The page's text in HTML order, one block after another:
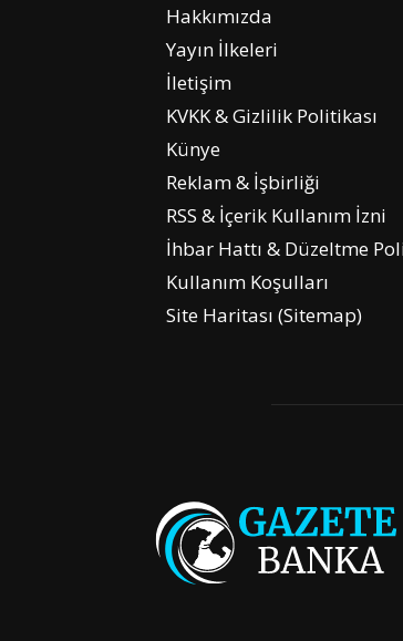
Hakkımızda
Yayın İlkeleri
İletişim
KVKK & Gizlilik Politikası
Künye
Reklam & İşbirliği
RSS & İçerik Kullanım İzni
İhbar Hattı & Düzeltme
Kullanım Koşulları
Site Haritası (Sitemap)